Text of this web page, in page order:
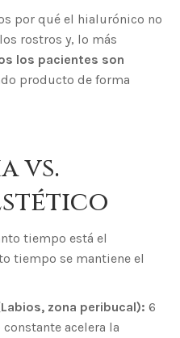
por qué el hialurónico no
rostros y, lo más
los pacientes son
producto de forma
vs.
tiempo está el
tiempo se mantiene el
zona peribucal): 6
acelera la